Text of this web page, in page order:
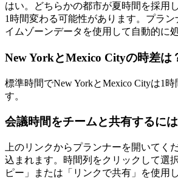
はい。どちらかの都市が夏時間を採用
1時間変わる可能性があります。プラ
イムゾーンデータを使用して自動的に
New YorkとMexico Cityの時差は
標準時間でNew YorkとMexico Cityは1
す。
会議時間をチームと共有するには
上のリンクからプランナーを開いてく
込まれます。時間列をクリックして選
ピー」または「リンクで共有」を使用